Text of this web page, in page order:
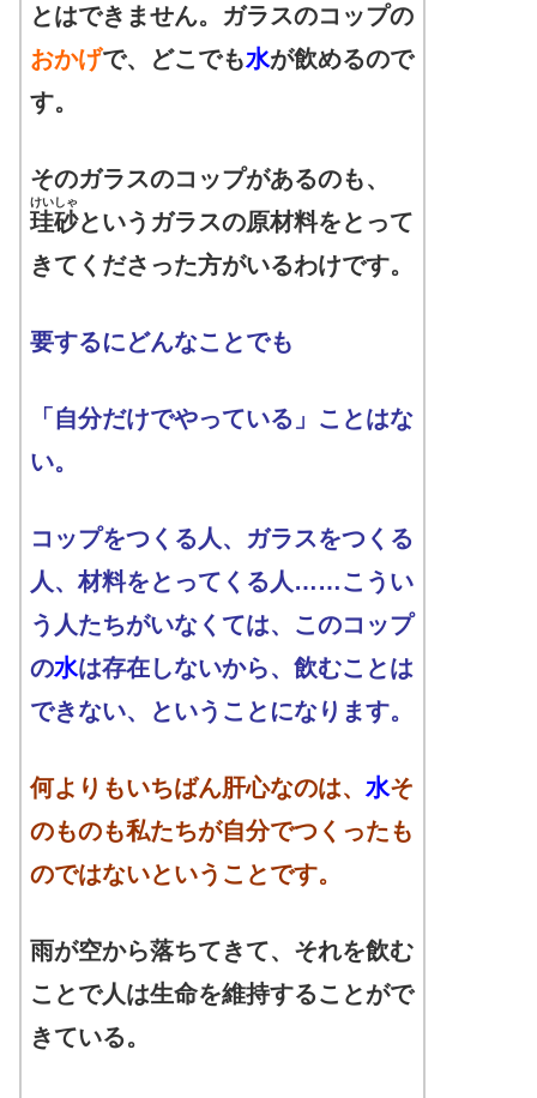
とはできません。ガラスのコップの
おかげで、どこでも水が飲めるので
す。
そのガラスのコップがあるのも、
珪砂
けいしゃ
というガラスの原材料をとって
きてくださった方がいるわけです。
要するにどんなことでも
「自分だけでやっている」ことはな
い。
コップをつくる人、ガラスをつくる
人、材料をとってくる人……こうい
う人たちがいなくては、このコップ
の水は存在しないから、飲むことは
できない、ということになります。
何よりもいちばん肝心なのは、 水そ
のものも私たちが自分でつくったも
のではないということです。
雨が空から落ちてきて、それを飲む
ことで人は生命を維持することがで
きている。